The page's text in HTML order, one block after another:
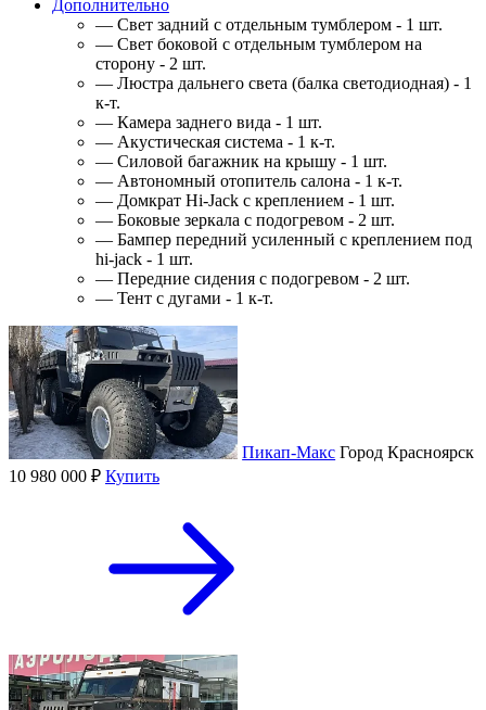
Дополнительно
— Свет задний с отдельным тумблером - 1 шт.
— Свет боковой с отдельным тумблером на
сторону - 2 шт.
— Люстра дальнего света (балка светодиодная) - 1
к-т.
— Камера заднего вида - 1 шт.
— Акустическая система - 1 к-т.
— Силовой багажник на крышу - 1 шт.
— Автономный отопитель салона - 1 к-т.
— Домкрат Hi-Jack с креплением - 1 шт.
— Боковые зеркала с подогревом - 2 шт.
— Бампер передний усиленный с креплением под
hi-jack - 1 шт.
— Передние сидения с подогревом - 2 шт.
— Тент с дугами - 1 к-т.
Пикап-Макс ГородКрасноярск
10 980 000 ₽ Купить